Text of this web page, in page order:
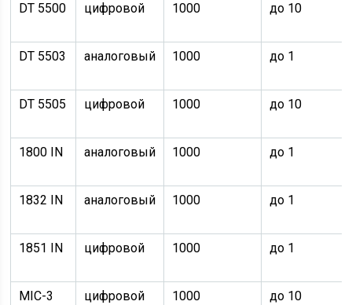
DT 5500 цифровой 1000 до 10
DT 5503 аналоговый 1000 до 1
DT 5505 цифровой 1000 до 10
1800 IN аналоговый 1000 до 1
1832 IN аналоговый 1000 до 1
1851 IN цифровой 1000 до 1
MIC-3 цифровой 1000 до 10